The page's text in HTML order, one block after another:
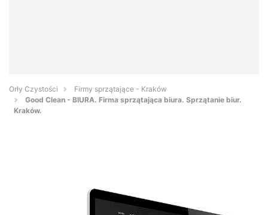
Orły Czystości
Firmy sprzątające - Kraków
Good Clean - BIURA. Firma sprzątająca biura. Sprzątanie biur.
Kraków.